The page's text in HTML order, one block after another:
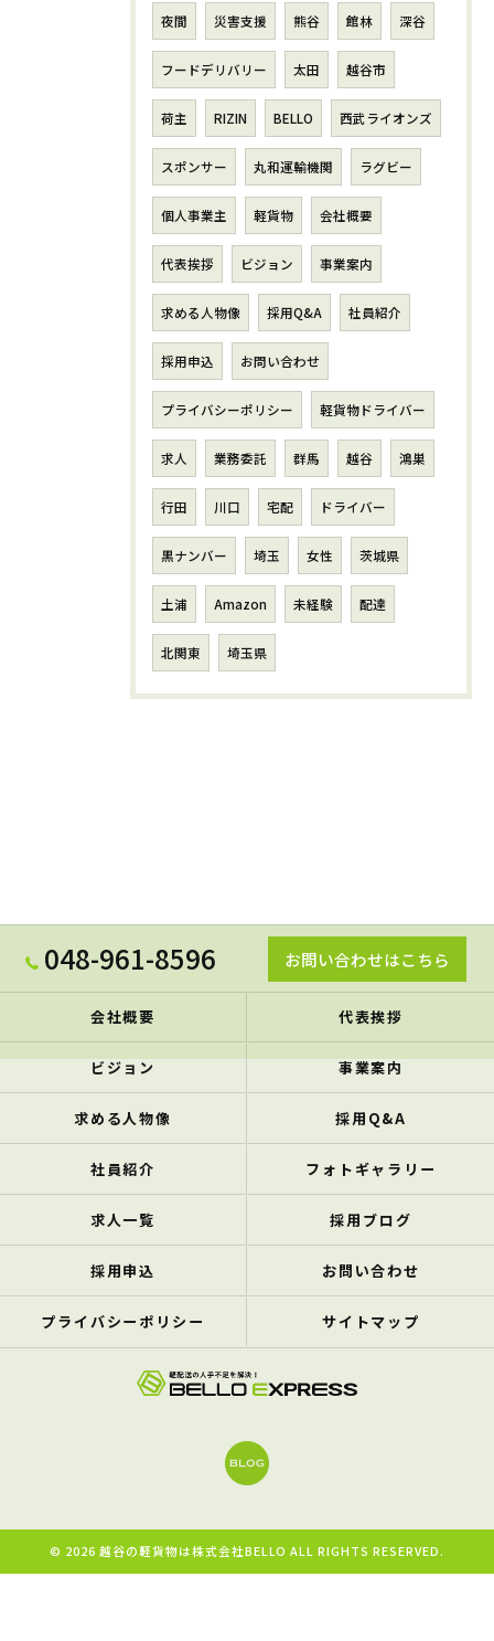
夜間 災害支援 熊谷 館林 深谷
フードデリバリー 太田 越谷市
荷主 RIZIN BELLO 西武ライオンズ
スポンサー 丸和運輸機関 ラグビー
個人事業主 軽貨物 会社概要
代表挨拶 ビジョン 事業案内
求める人物像 採用Q&A 社員紹介
採用申込 お問い合わせ
プライバシーポリシー 軽貨物ドライバー
求人 業務委託 群馬 越谷 鴻巣
行田 川口 宅配 ドライバー
黒ナンバー 埼玉 女性 茨城県
土浦 Amazon 未経験 配達
北関東 埼玉県
048-961-8596 お問い合わせはこちら
会社概要 代表挨拶
ビジョン 事業案内
求める人物像 採用Q&A
社員紹介 フォトギャラリー
求人一覧 採用ブログ
採用申込 お問い合わせ
プライバシーポリシー サイトマップ
© 2026 越谷の軽貨物は株式会社BELLO ALL RIGHTS RESERVED.